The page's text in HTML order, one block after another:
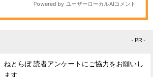
- PR -
ねとらぼ 読者アンケートにご協力をお願いし
ます